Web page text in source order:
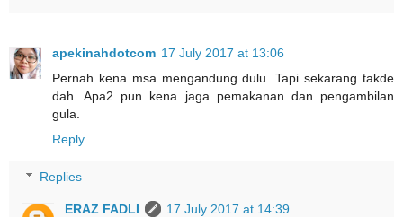
apekinahdotcom 17 July 2017 at 13:06
Pernah kena msa mengandung dulu. Tapi sekarang takde
dah. Apa2 pun kena jaga pemakanan dan pengambilan
gula.
Reply
Replies
ERAZ FADLI
17 July 2017 at 14:39